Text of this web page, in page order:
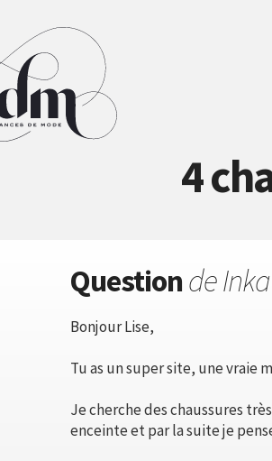
4
Questionde Inka
Bonjour Lise,
Tu as un super site, une vraie
Je cherche des chaussures
enceinte et par la suite je